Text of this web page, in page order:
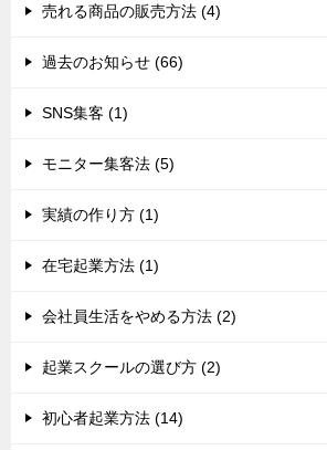
売れる商品の販売方法 (4)
過去のお知らせ (66)
SNS集客 (1)
モニター集客法 (5)
実績の作り方 (1)
在宅起業方法 (1)
会社員生活をやめる方法 (2)
起業スクールの選び方 (2)
初心者起業方法 (14)